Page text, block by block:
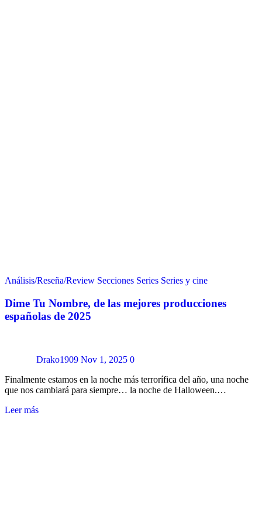
Análisis/Reseña/Review Secciones Series Series y cine
Dime Tu Nombre, de las mejores producciones
españolas de 2025
Drako1909 Nov 1, 2025 0
Finalmente estamos en la noche más terrorífica del año, una noche
que nos cambiará para siempre… la noche de Halloween.…
Leer más